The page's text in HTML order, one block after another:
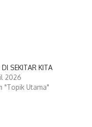
SEKITAR KITA
2026
"Topik Utama"